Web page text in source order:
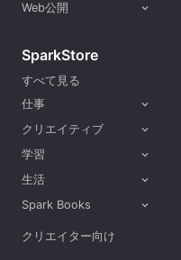
Web公開 expand_more
SparkStore
すべて見る
仕事
expand_more
クリエイティブ expand_more
学習 expand_more
生活 expand_more
Spark Books expand_more
クリエイター向け